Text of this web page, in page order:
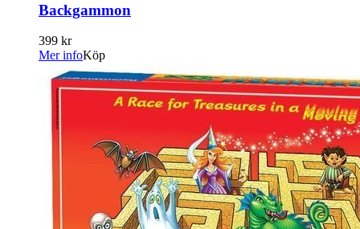
Backgammon
399 kr
Mer infoKöp